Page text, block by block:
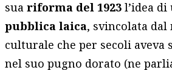
sua riforma del 1923l’idea di
pubblica laica, svincolata
culturale che per secoli aveva
nel suo pugno dorato (ne